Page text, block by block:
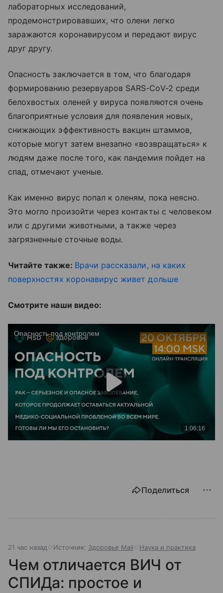
лабораторных исследований,
продемонстрировавших, что олени легко
заражаются коронавирусом и передают вирус
друг другу.
Опасность заключается в том, что благодаря
формированию резервуаров SARS-CoV-2 среди
белохвостых оленей у вируса появляются очень
благоприятные условия для появления новых,
снижающих эффективность вакцин штаммов,
которые могут затем внезапно «возвращаться» к
людям даже после того, как пандемия пойдет на
спад, отмечают ученые.
Как именно вирус попал к оленям, пока неясно.
Это могло произойти через контакты с человеком
или с другими животными, а также через
загрязненные сточные воды.
Читайте также: Врачи рассказали, на каких
поверхностях коронавирус живет дольше
Смотрите наши видео:
Поделиться
21 час назад Источник: Здоровье Mail Наука и практика
Чем отличается ВИЧ от
СПИДа: простое и